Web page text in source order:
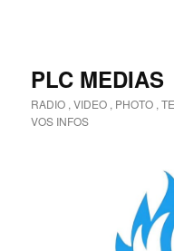
PLC MEDIAS
RADIO , VIDEO , PHOTO ,
VOS INFOS